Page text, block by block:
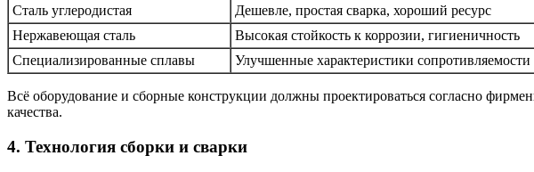
Сталь углеродистая
Дешевле, простая сварка, хороший ресурс
Нержавеющая сталь
Высокая стойкость к коррозии, гигиеничность
Специализированные сплавы
Улучшенные характеристики сопротивляемости
Всё оборудование и сборные конструкции должны проектироваться согласно
качества.
4. Технология сборки и сварки